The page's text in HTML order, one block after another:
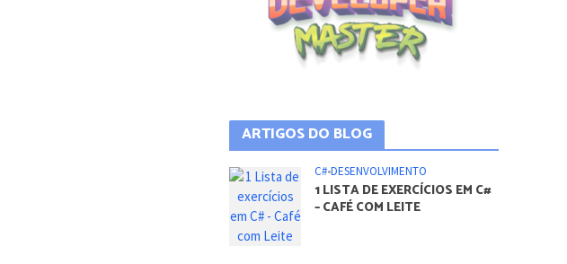
ARTIGOS DO BLOG
C#•DESENVOLVIMENTO
1 LISTA DE EXERCÍCIOS EM C#
– CAFÉ COM LEITE